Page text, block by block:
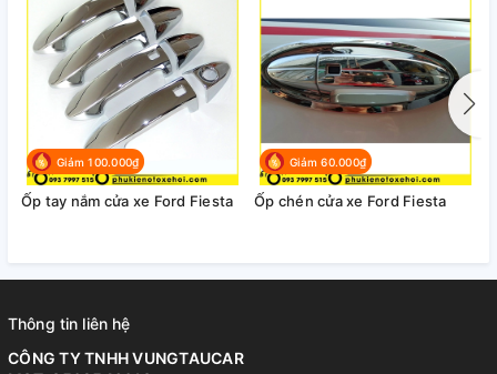
Giảm 100.000₫
Ốp tay nắm cửa xe Ford Fiesta
Giảm 60.000₫
Ốp chén cửa xe Ford Fiesta
Thông tin liên hệ
CÔNG TY TNHH VUNGTAUCAR